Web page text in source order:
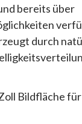
bereits über
durch
Bildfläche